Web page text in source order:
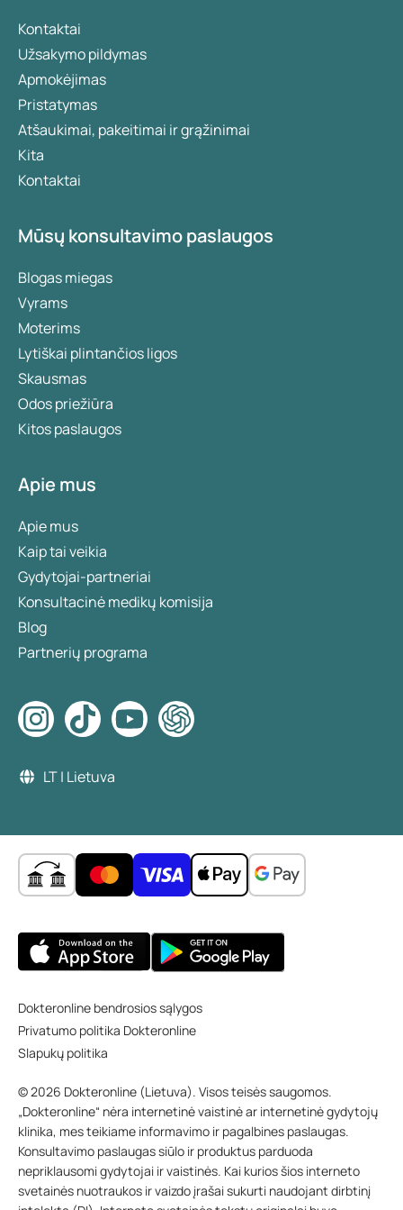
Kontaktai
Užsakymo pildymas
Apmokėjimas
Pristatymas
Atšaukimai, pakeitimai ir grąžinimai
Kita
Kontaktai
Mūsų konsultavimo paslaugos
Blogas miegas
Vyrams
Moterims
Lytiškai plintančios ligos
Skausmas
Odos priežiūra
Kitos paslaugos
Apie mus
Apie mus
Kaip tai veikia
Gydytojai-partneriai
Konsultacinė medikų komisija
Blog
Partnerių programa
LT | Lietuva
Dokteronline bendrosios sąlygos
Privatumo politika Dokteronline
Slapukų politika
© 2026 Dokteronline (Lietuva). Visos teisės saugomos.
„Dokteronline“ nėra internetinė vaistinė ar internetinė gydytojų
klinika, mes teikiame informavimo ir pagalbines paslaugas.
Konsultavimo paslaugas siūlo ir produktus parduoda
nepriklausomi gydytojai ir vaistinės. Kai kurios šios interneto
svetainės nuotraukos ir vaizdo įrašai sukurti naudojant dirbtinį